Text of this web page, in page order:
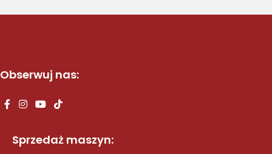
Obserwuj nas:
Sprzedaż maszyn: